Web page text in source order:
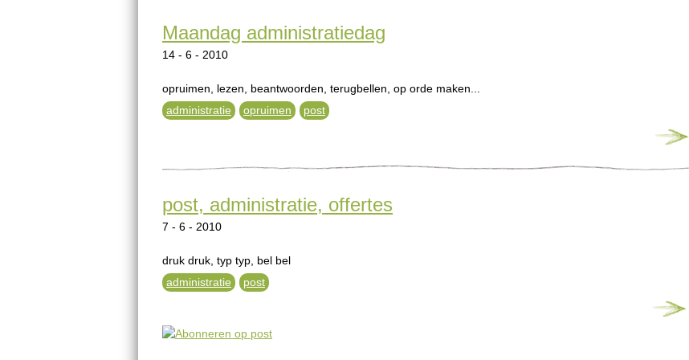
Maandag administratiedag
14 - 6 - 2010
opruimen, lezen, beantwoorden, terugbellen, op orde maken...
administratie
opruimen post
post, administratie, offertes
7 - 6 - 2010
druk druk, typ typ, bel bel
administratie
post